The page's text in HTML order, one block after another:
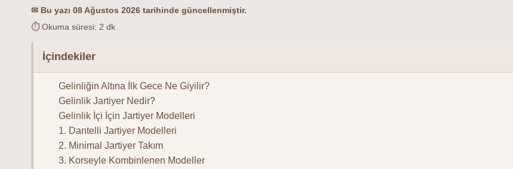
✉ Bu yazı 08 Ağustos 2026 tarihinde güncellenmiştir.
⏱ Okuma süresi: 2 dk
İçindekiler
Gelinliğin Altına İlk Gece Ne Giyilir?
Gelinlik Jartiyer Nedir?
Gelinlik İçi İçin Jartiyer Modelleri
1. Dantelli Jartiyer Modelleri
2. Minimal Jartiyer Takım
3. Korseyle Kombinlenen Modeller